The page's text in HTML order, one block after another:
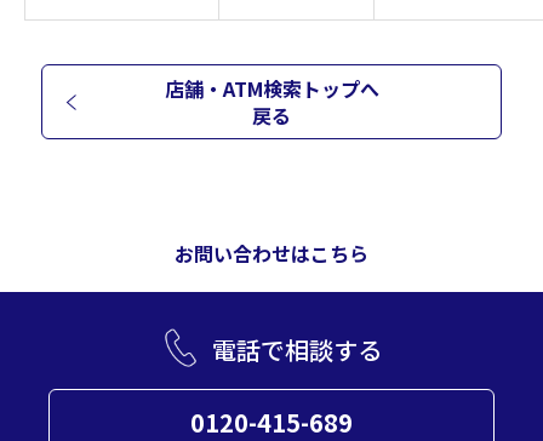
店舗・ATM検索トップへ
戻る
お問い合わせはこちら
電話で相談する
0120-415-689